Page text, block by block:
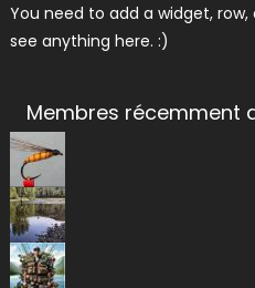
You need to add a widget,
see anything here. :)
Membres récemment